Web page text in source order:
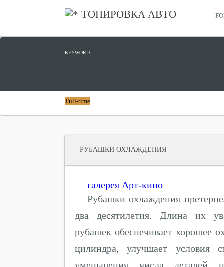
ТОНИРОВКА АВТО
KEYWORD
Full-time
РУБАШКИ ОХЛАЖДЕНИЯ
галерея Арт-кино
Рубашки охлаждения
два десятилетия. Длина их
рубашек обеспечивает хорошее
цилиндра, улучшает
уменьшения числа